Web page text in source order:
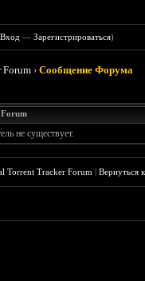
Вход —Зарегистрироваться)
Forum ›Сообщение Форума
не существует.
Torrent Tracker Forum |Вернуться